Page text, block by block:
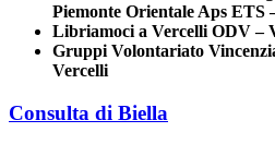
Piemonte Orientale Aps ETS
Libriamoci a Vercelli ODV –
Gruppi Volontariato
Vercelli
Consulta di Biella